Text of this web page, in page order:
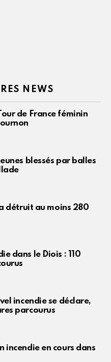
NEWS
de France féminin
blessés par balles
détruit au moins 280
dans le Diois : 110
incendie se déclare,
parcourus
incendie en cours dans